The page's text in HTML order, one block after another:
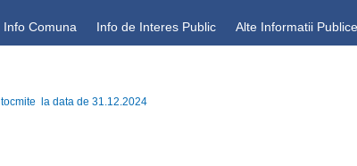
Info Comuna Info de Interes Public Alte Informatii Publice
la data de 31.12.2024